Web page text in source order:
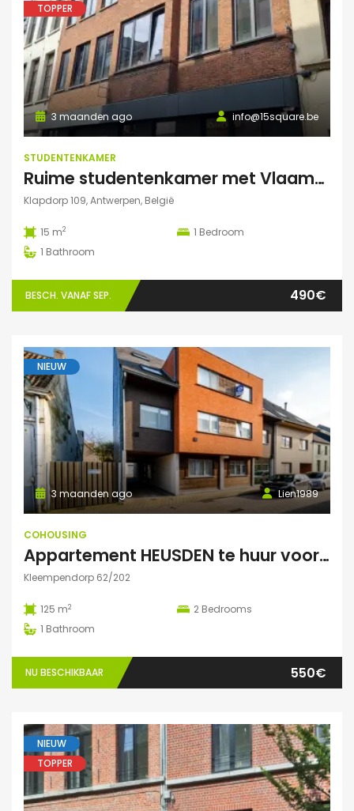
TOPPER
info@15square.be
3 maanden ago
STUDENTENKAMER
Ruime studentenkamer met Vlaams kotlabel, voorzien van eigen douche en lavabo, in kleinschalige residentie
Klapdorp 109, Antwerpen, België
15 m2 1 Bedroom
1 Bathroom
BESCH. VANAF SEP. 490€
NIEUW
Lien1989
3 maanden ago
COHOUSING
Appartement HEUSDEN te huur voor COHOUSING
Kleempendorp 62/202
125 m2 2 Bedrooms
1 Bathroom
NU BESCHIKBAAR 550€
NIEUW
TOPPER